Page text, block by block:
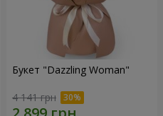
Букет "Dazzling Woman"
4 141 грн